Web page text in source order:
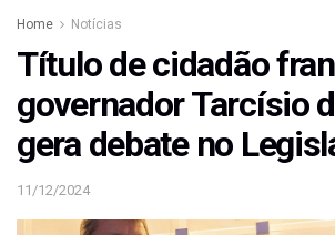
Home Notícias
Título de cidadão
governador Tarcísio
gera debate no
11/12/2024